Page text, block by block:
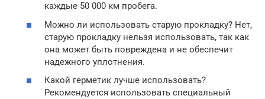
каждые 50 000 км пробега.
Можно ли использовать старую прокладку? Нет,
старую прокладку нельзя использовать, так как
она может быть повреждена и не обеспечит
надежного уплотнения.
Какой герметик лучше использовать?
Рекомендуется использовать специальный